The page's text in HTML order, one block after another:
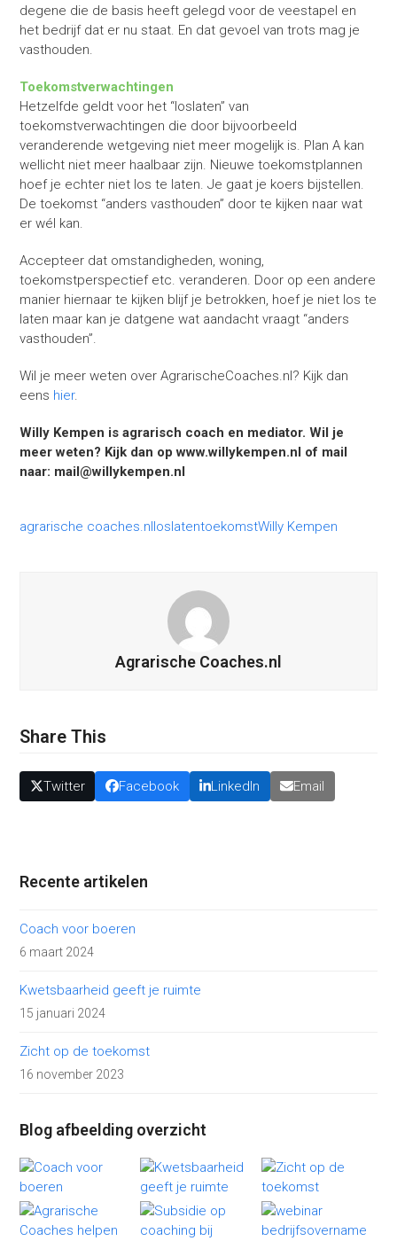
degene die de basis heeft gelegd voor de veestapel en
het bedrijf dat er nu staat. En dat gevoel van trots mag je
vasthouden.
Toekomstverwachtingen
Hetzelfde geldt voor het “loslaten” van
toekomstverwachtingen die door bijvoorbeeld
veranderende wetgeving niet meer mogelijk is. Plan A kan
wellicht niet meer haalbaar zijn. Nieuwe toekomstplannen
hoef je echter niet los te laten. Je gaat je koers bijstellen.
De toekomst “anders vasthouden” door te kijken naar wat
er wél kan.
Accepteer dat omstandigheden, woning,
toekomstperspectief etc. veranderen. Door op een andere
manier hiernaar te kijken blijf je betrokken, hoef je niet los te
laten maar kan je datgene wat aandacht vraagt “anders
vasthouden”.
Wil je meer weten over AgrarischeCoaches.nl? Kijk dan
eens hier.
Willy Kempen is agrarisch coach en mediator. Wil je
meer weten? Kijk dan op www.willykempen.nl of mail
naar: mail@willykempen.nl
agrarische coaches.nlloslatentoekomstWilly Kempen
Agrarische Coaches.nl
Share This
Twitter Facebook LinkedIn Email
Recente artikelen
Coach voor boeren
6 maart 2024
Kwetsbaarheid geeft je ruimte
15 januari 2024
Zicht op de toekomst
16 november 2023
Blog afbeelding overzicht